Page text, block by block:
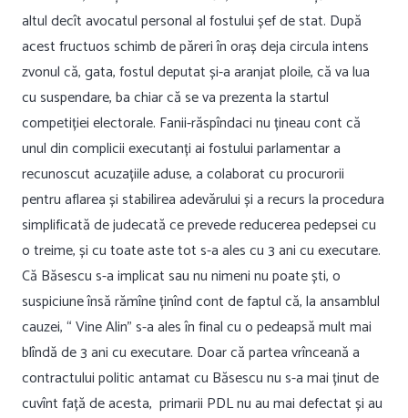
altul decît avocatul personal al fostului șef de stat. După
acest fructuos schimb de păreri în oraș deja circula intens
zvonul că, gata, fostul deputat și-a aranjat ploile, că va lua
cu suspendare, ba chiar că se va prezenta la startul
competiției electorale. Fanii-răspîndaci nu țineau cont că
unul din complicii executanți ai fostului parlamentar a
recunoscut acuzațiile aduse, a colaborat cu procurorii
pentru aflarea și stabilirea adevărului și a recurs la procedura
simplificată de judecată ce prevede reducerea pedepsei cu
o treime, și cu toate aste tot s-a ales cu 3 ani cu executare.
Că Băsescu s-a implicat sau nu nimeni nu poate ști, o
suspiciune însă rămîne ținînd cont de faptul că, la ansamblul
cauzei, “ Vine Alin” s-a ales în final cu o pedeapsă mult mai
blîndă de 3 ani cu executare. Doar că partea vrînceană a
contractului politic antamat cu Băsescu nu s-a mai ținut de
cuvînt față de acesta, primarii PDL nu au mai defectat și au